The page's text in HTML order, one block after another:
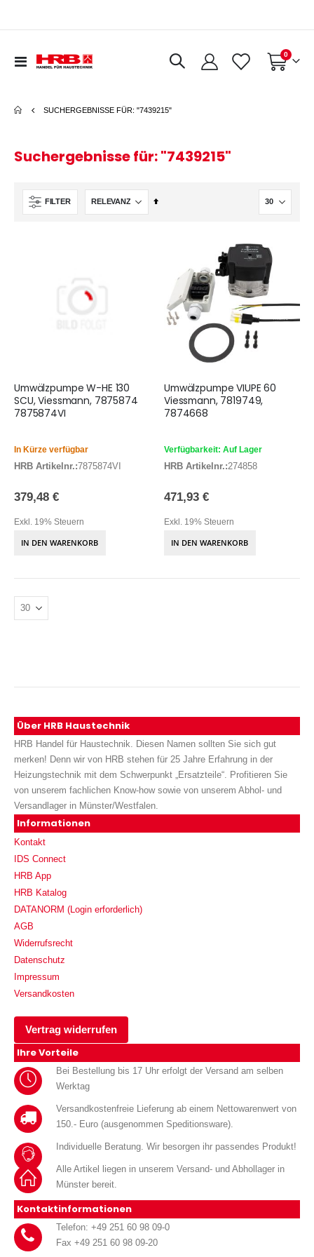
Navigation
Warenkorb
0Artikel
SUCHERGEBNISSE FÜR: "7439215"
Suchergebnisse für: "7439215"
FILTER
In
Umwälzpumpe W-HE 130
SCU, Viessmann, 7875874
7875874VI
In Kürze verfügbar
HRB Artikelnr.:7875874VI
379,48 €
Exkl. 19% Steuern
IN DEN WARENKORB
Umwälzpumpe VIUPE 60
Viessmann, 7819749,
7874668
Verfügbarkeit: Auf Lager
HRB Artikelnr.:274858
471,93 €
Exkl. 19% Steuern
IN DEN WARENKORB
Über HRB Haustechnik
HRB Handel für Haustechnik. Diesen Namen sollten Sie sich gut
merken! Denn wir von HRB stehen für 25 Jahre Erfahrung in der
Heizungstechnik mit dem Schwerpunkt „Ersatzteile“. Profitieren Sie
von unserem fachlichen Know-how sowie von unserem Abhol- und
Versandlager in Münster/Westfalen.
Informationen
Kontakt
IDS Connect
HRB App
HRB Katalog
DATANORM (Login erforderlich)
AGB
Widerrufsrecht
Datenschutz
Impressum
Versandkosten
Vertrag widerrufen
Ihre Vorteile
Bei Bestellung bis 17 Uhr erfolgt der Versand am selben
Werktag
Versandkostenfreie Lieferung ab einem Nettowarenwert von
150.- Euro (ausgenommen Speditionsware).
Individuelle Beratung. Wir besorgen ihr passendes Produkt!
Alle Artikel liegen in unserem Versand- und Abhollager in
Münster bereit.
Kontaktinformationen
Telefon: +49 251 60 98 09-0
Fax +49 251 60 98 09-20